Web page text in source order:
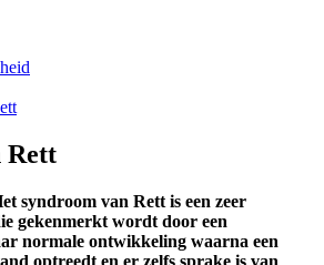
Rett
syndroom van Rett is een zeer
gekenmerkt wordt door een
normale ontwikkeling waarna een
optreedt en er zelfs sprake is van